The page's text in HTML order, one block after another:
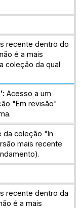
recente dentro do
é a mais
coleção da qual
Acesso a um
"Em revisão"
da coleção "In
mais recente
recente dentro da
é a mais